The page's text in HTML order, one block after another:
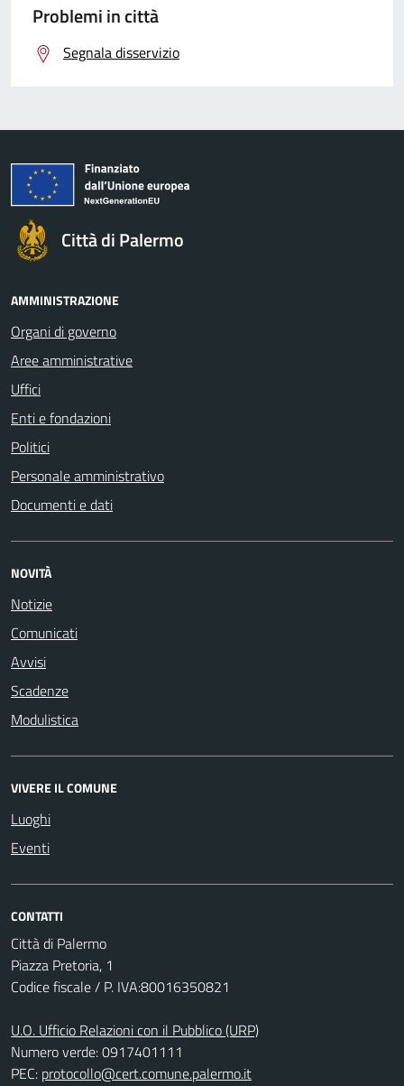
Problemi in città
Segnala disservizio
Città di Palermo
AMMINISTRAZIONE
Organi di governo
Aree amministrative
Uffici
Enti e fondazioni
Politici
Personale amministrativo
Documenti e dati
NOVITÀ
Notizie
Comunicati
Avvisi
Scadenze
Modulistica
VIVERE IL COMUNE
Luoghi
Eventi
CONTATTI
Città di Palermo
Piazza Pretoria, 1
Codice fiscale / P. IVA:80016350821
U.O. Ufficio Relazioni con il Pubblico (URP)
Numero verde: 0917401111
PEC: protocollo@cert.comune.palermo.it